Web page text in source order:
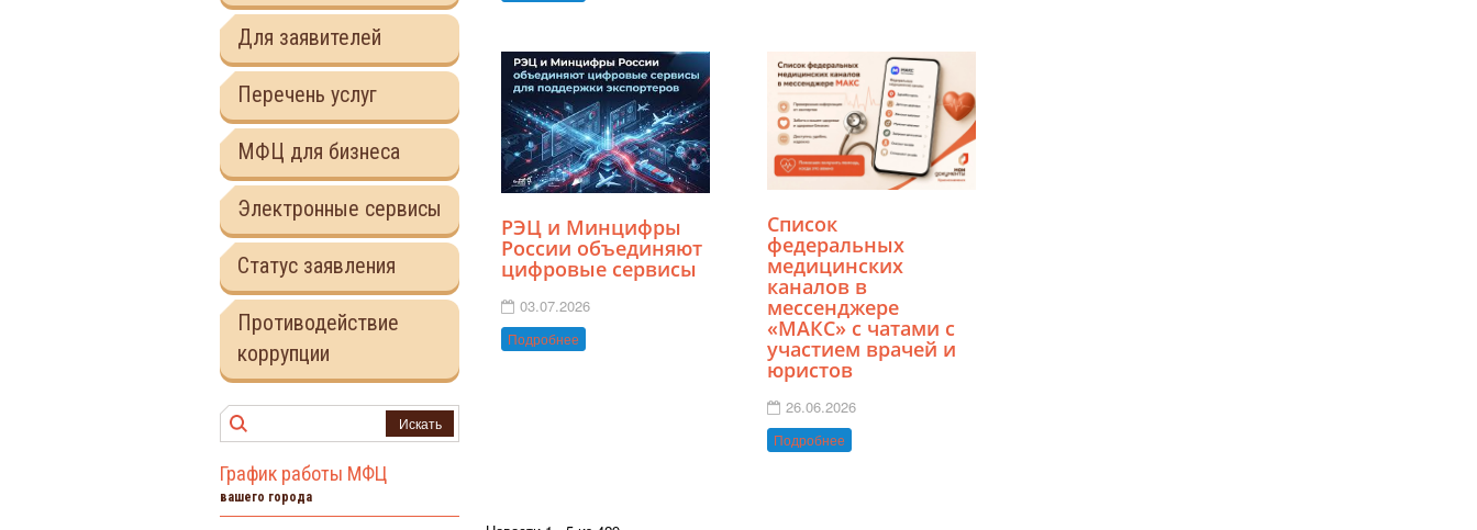
Для заявителей
Перечень услуг
МФЦ для бизнеса
Электронные сервисы
Статус заявления
Противодействие
коррупции
Искать
График работы МФЦ
вашего города
РЭЦ и Минцифры
России объединяют
цифровые сервисы
03.07.2026
Подробнее
Список
федеральных
медицинских
каналов в
мессенджере
«МАКС» с чатами с
участием врачей и
юристов
26.06.2026
Подробнее